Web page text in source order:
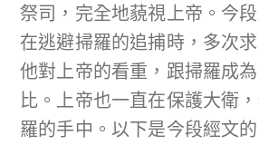
祭司，完全地藐視上帝。今
在逃避掃羅的追捕時，多次
他對上帝的看重，跟掃羅成
比。上帝也一直在保護大衛
羅的手中。以下是今段經文